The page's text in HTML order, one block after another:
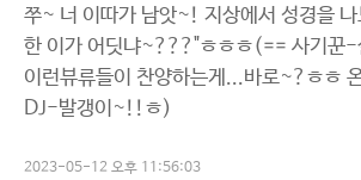
쭈~ 너 이따가 남앗~! 지상에서 성경을
한 이가 어딧냐~???"ㅎㅎㅎ(== 사기꾼
이런뷰류들이 찬양하는게...바로~?ㅎㅎ
DJ-발갱이~!!ㅎ)
2023-05-12 오후 11:56:03